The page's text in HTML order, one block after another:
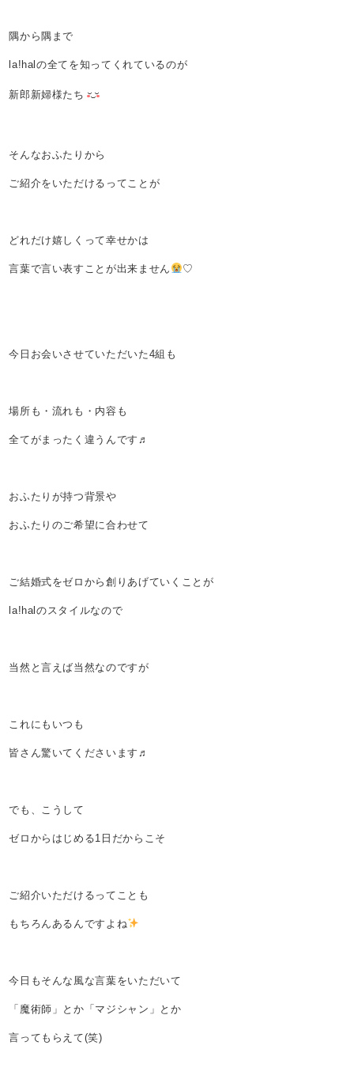
隅から隅まで
la!halの全てを知ってくれているのが
新郎新婦様たち
そんなおふたりから
ご紹介をいただけるってことが
どれだけ嬉しくって幸せかは
言葉で言い表すことが出来ません ♡
今日お会いさせていただいた4組も
場所も・流れも・内容も
全てがまったく違うんです♬
おふたりが持つ背景や
おふたりのご希望に合わせて
ご結婚式をゼロから創りあげていくことが
la!halのスタイルなので
当然と言えば当然なのですが
これにもいつも
皆さん驚いてくださいます♬
でも、こうして
ゼロからはじめる1日だからこそ
ご紹介いただけるってことも
もちろんあるんですよね
今日もそんな風な言葉をいただいて
「魔術師」とか「マジシャン」とか
言ってもらえて(笑)